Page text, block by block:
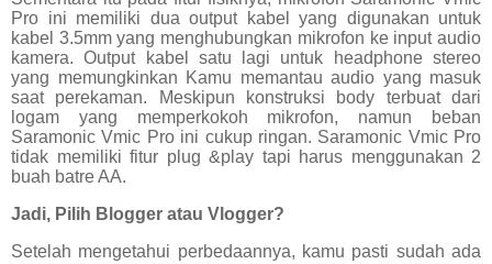
Pro ini memiliki dua output kabel yang digunakan untuk
kabel 3.5mm yang menghubungkan mikrofon ke input audio
kamera. Output kabel satu lagi untuk headphone stereo
yang memungkinkan Kamu memantau audio yang masuk
saat perekaman. Meskipun konstruksi body terbuat dari
logam yang memperkokoh mikrofon, namun beban
Saramonic Vmic Pro ini cukup ringan. Saramonic Vmic Pro
tidak memiliki fitur plug &play tapi harus menggunakan 2
buah batre AA.
Jadi, Pilih Blogger atau Vlogger?
Setelah mengetahui perbedaannya, kamu pasti sudah ada